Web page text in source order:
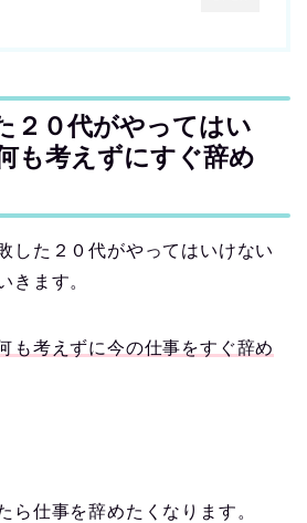
２０代がやってはい
も考えずにすぐ辞め
した２０代がやってはいけない
きます。
も考えずに今の仕事をすぐ辞め
ら仕事を辞めたくなります。